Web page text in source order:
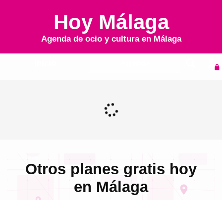
Hoy Málaga
Agenda de ocio y cultura en Málaga
Otros planes gratis hoy
en Málaga